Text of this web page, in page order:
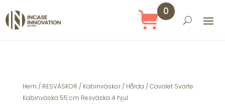
0
Hem / RESVÄSKOR / Kabinväskor/ Hårda / Cavalet Svarte
Kabinväska 55 cm Resväska 4 hjul